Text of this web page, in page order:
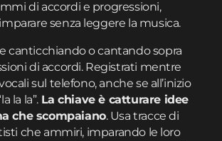
di accordi e progressioni,
senza leggere la musica.
canticchiando o cantando sopra
di accordi. Registrati mentre
sul telefono, anche se all’inizio
la la”. La chiave è catturare idee
che scompaiano. Usa tracce di
che ammiri, imparando le loro